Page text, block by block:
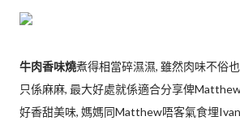
牛肉香味燒煮得相當碎濕濕, 雖然肉味不俗
只係麻麻, 最大好處就係適合分享俾
好香甜美味, 媽媽同Matthew唔客氣食埋